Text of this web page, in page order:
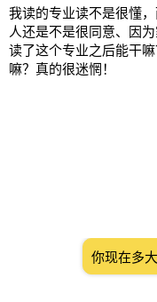
我读的专业读不是很懂
人还是不是很同意、因
读了这个专业之后能干
嘛？真的很迷惘！
你现在多